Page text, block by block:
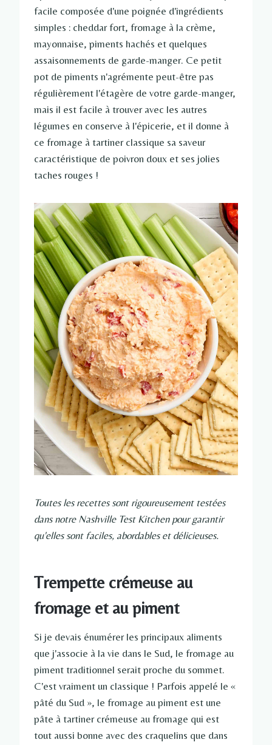
facile composée d'une poignée d'ingrédients
simples : cheddar fort, fromage à la crème,
mayonnaise, piments hachés et quelques
assaisonnements de garde-manger. Ce petit
pot de piments n'agrémente peut-être pas
régulièrement l'étagère de votre garde-manger,
mais il est facile à trouver avec les autres
légumes en conserve à l'épicerie, et il donne à
ce fromage à tartiner classique sa saveur
caractéristique de poivron doux et ses jolies
taches rouges !
Toutes les recettes sont rigoureusement testées
dans notre Nashville Test Kitchen pour garantir
qu'elles sont faciles, abordables et délicieuses.
Trempette crémeuse au
fromage et au piment
Si je devais énumérer les principaux aliments
que j'associe à la vie dans le Sud, le fromage au
piment traditionnel serait proche du sommet.
C'est vraiment un classique ! Parfois appelé le «
pâté du Sud », le fromage au piment est une
pâte à tartiner crémeuse au fromage qui est
tout aussi bonne avec des craquelins que dans